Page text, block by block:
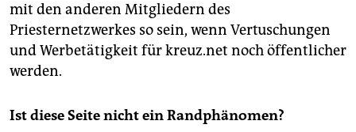
mit den anderen Mitgliedern des
Priesternetzwerkes so sein, wenn Vertuschungen
und Werbetätigkeit für kreuz.net noch öffentlicher
werden.
Ist diese Seite nicht ein Randphänomen?